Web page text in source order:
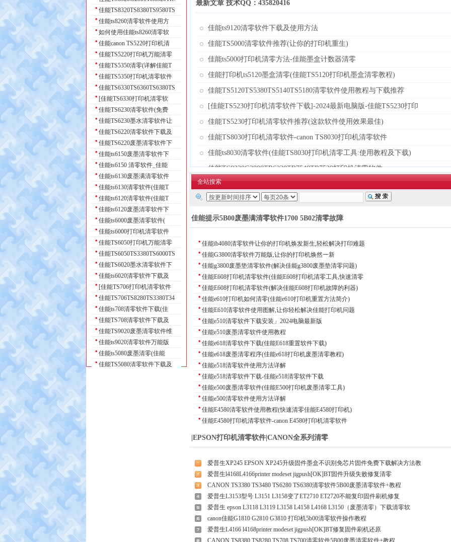
最新文章 技术QQ：435820416
佳能ts9120清零软件下载及使用方法
佳能TS5000清零软件推荐(让你的打印机重生)
佳能ts5000打印机清零方法-佳能墨盒计数器清零
佳能打印机ts5120墨盒清零(佳能TS5120打印机墨盒清零教程)
佳能TS5120TS5380TS5140TS5180清零软件使用教程与下载推荐
[佳能TS5230打印机清零软件下载]-2024最新电脑版-佳能TS5230打印
佳能TS5230打印机清零软件推荐(这款软件使用效果最佳)
佳能TS8030打印机清零软件-canon TS8030打印机清零软件
佳能ts8030清零软件(佳能TS8030打印机清零工具:使用教程及下载)
佳能TS8320G2800TR6320TR7540TR7520打印机清零软件
共2773条 每页10条 页次：4/278 首页 上一页 1 2 3
全站搜索
佳能提示5B00废墨满清零软件1700 5B02清零故障
佳能ib4080清零软件让你的打印机焕发新生,轻松解决打印难题
佳能G3800清零软件万能版,让你的打印机焕然一新
佳能g3800废墨垫清零软件(解决佳能g3800废墨垫清零问题)
佳能E608打印机清零软件(佳能E608打印机清零工具,快速清零
佳能E608打印机清零软件(解决佳能E608打印机故障的利器)
佳能e610打印机如何清零(佳能e610打印机重置方法简介)
佳能E610清零软件使用图解,让你轻松解决佳能打印机问题
佳能e510清零软件下载安装」2024电脑最新版
佳能e510废墨清零软件使用教程
佳能e618清零软件下载(佳能E618重置软件下载)
佳能e618废墨清零程序(佳能e618打印机废墨清零教程)
佳能e518清零软件使用方法详解
佳能e518清零软件下载-佳能e518清零软件下载
佳能e500废墨清零软件(佳能E500打印机废墨清零工具)
佳能e500清零软件使用方法详解
佳能E4580清零软件使用教程(快速清零佳能E4580打印机)
佳能E4580打印机清零软件-canon E4580打印机清零软件
|EPSON打印机清零软件|CANON全系列清零
爱普生XP245 EPSON XP245升级固件墨盒不识别免芯片固件免费下载解决方法教
爱普生l4168L4166printer modeset jigpush[OK]BT固件升级失败修复清零
CANON TS3380 TS3480 TS6280 TS6380清零软件5B00废墨清零软件+教程
爱普生L3153型号 L3151 L3158变了ET2710 ET2720不能复印固件刷机修复
爱普生 epson L3118 L3119 L3158 L4158 L4168 L3150（废墨清零）下载清零软
canon佳能G1810 G2810 G3810 打印机5b00清零软件操作教程
爱普生L4166 l4168printer modeset jigpush[OK]BT修复固件刷机还原
CANON TS8380 TS8280 TS708 TS700清零软件5B00废墨清零软件+教程
佳能TS8320TS8380TS9580TS
佳能ts8260清零软件使用方
如何使用佳能ts8260清零软
佳能canon TS5220打印机清
佳能TS5220打印机万能清零
佳能TS5350清零(详解佳能T
佳能TS5350打印机清零软件
佳能TS6330TS6360TS6380TS
[佳能TS6330打印机清零软
佳能TS6230清零软件(免费
佳能TS6230墨水清零软件让
佳能TS6220清零软件下载及
佳能TS6220废墨清零软件下
佳能ts6150废墨清零软件下
佳能ts6150 清零软件_佳能
佳能ts6130废墨满清零软件
佳能ts6130清零软件(佳能T
佳能ts6120清零软件(佳能T
佳能ts6120废墨清零软件下
佳能ts6000废墨清零软件(
佳能ts6000打印机清零软件
佳能TS6050打印机万能清零
佳能TS6050TS3380TS6000TS
佳能TS6020墨水清零软件下
佳能ts6020清零软件下载及
[佳能TS706打印机清零软件
佳能TS706TS8280TS3380T34
佳能ts708清零软件下载(佳
佳能TS708清零软件下载及
佳能TS9020废墨清零软件维
佳能ts9020清零软件万能版
佳能ts5080废墨清零(佳能
佳能TS5080清零软件下载及